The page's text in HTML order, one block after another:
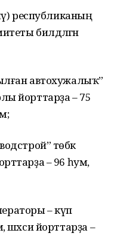
республиканың
билдәләгән
автохужалыҡ”
йорттарҙа – 75
төбәк
– 96 һум,
– күп
йорттарҙа –